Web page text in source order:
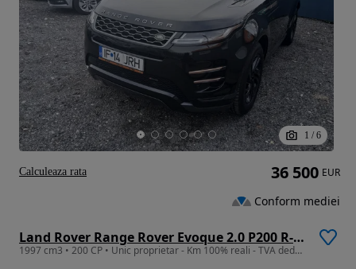
1 / 6
Land Rover Range Rover Evoque 2.0 P200 R-Dynamic
1997 cm3 • 200 CP • Unic proprietar - Km 100% reali - TVA deductibil
36 500 EUR
Conform mediei
Calculeaza rata